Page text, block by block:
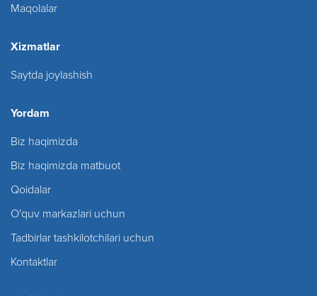
Maqolalar
Xizmatlar
Saytda joylashish
Yordam
Biz haqimizda
Biz haqimizda matbuot
Qoidalar
O'quv markazlari uchun
Tadbirlar tashkilotchilari uchun
Kontaktlar